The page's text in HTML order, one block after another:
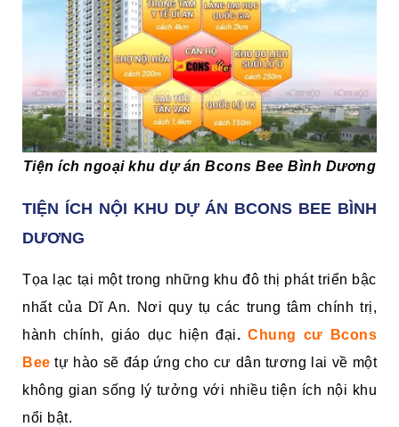
Tiện ích ngoại khu dự án Bcons Bee Bình Dương
TIỆN ÍCH NỘI KHU DỰ ÁN BCONS BEE BÌNH
DƯƠNG
Tọa lạc tại một trong những khu đô thị phát triển bậc
nhất của Dĩ An. Nơi quy tụ các trung tâm chính trị,
hành chính, giáo dục hiện đại.Chung cư Bcons
Bee tự hào sẽ đáp ứng cho cư dân tương lai về một
không gian sống lý tưởng với nhiều tiện ích nội khu
nổi bật.